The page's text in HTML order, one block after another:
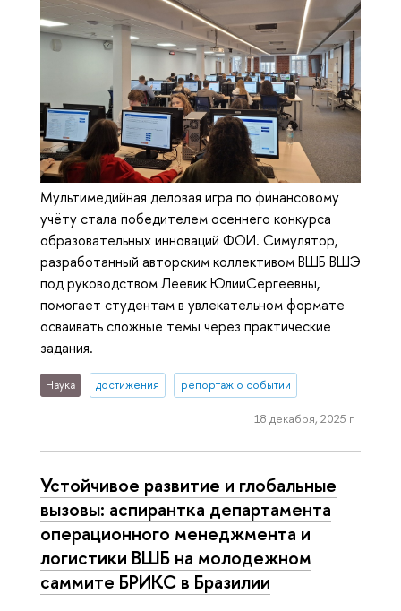
Мультимедийная деловая игра по финансовому
учёту стала победителем осеннего конкурса
образовательных инноваций ФОИ. Симулятор,
разработанный авторским коллективом ВШБ ВШЭ
под руководством Леевик ЮлииСергеевны,
помогает студентам в увлекательном формате
осваивать сложные темы через практические
задания.
Наука достижения репортаж о событии
18 декабря, 2025 г.
Устойчивое развитие и глобальные
вызовы: аспирантка департамента
операционного менеджмента и
логистики ВШБ на молодежном
саммите БРИКС в Бразилии